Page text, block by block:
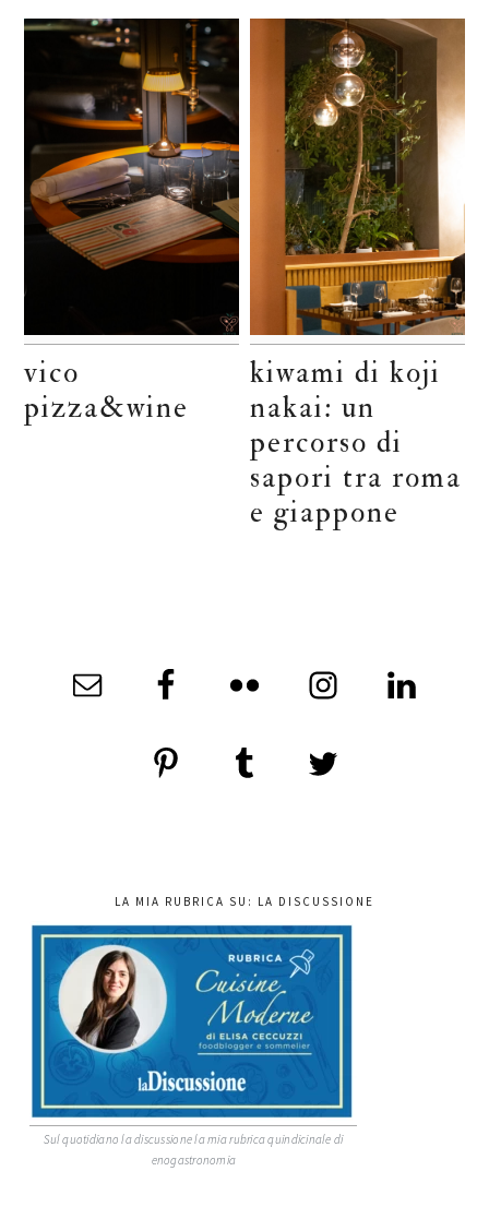
vico
pizza&wine
kiwami di koji
nakai: un
percorso di
sapori tra roma
e giappone
LA MIA RUBRICA SU: LA DISCUSSIONE
Sul quotidiano la discussione la mia rubrica quindicinale di
enogastronomia